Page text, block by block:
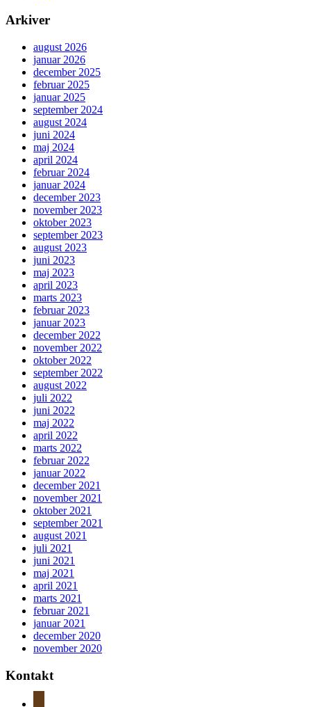
Arkiver
august 2026
januar 2026
december 2025
februar 2025
januar 2025
september 2024
august 2024
juni 2024
maj 2024
april 2024
februar 2024
januar 2024
december 2023
november 2023
oktober 2023
september 2023
august 2023
juni 2023
maj 2023
april 2023
marts 2023
februar 2023
januar 2023
december 2022
november 2022
oktober 2022
september 2022
august 2022
juli 2022
juni 2022
maj 2022
april 2022
marts 2022
februar 2022
januar 2022
december 2021
november 2021
oktober 2021
september 2021
august 2021
juli 2021
juni 2021
maj 2021
april 2021
marts 2021
februar 2021
januar 2021
december 2020
november 2020
Kontakt